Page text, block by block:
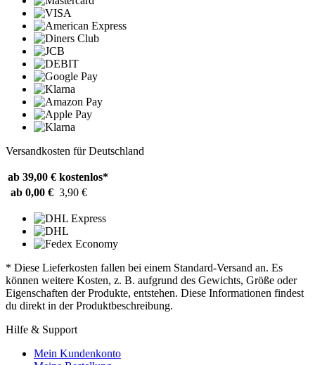
Versandkosten für Deutschland
ab 39,00 € kostenlos*
ab 0,00 € 3,90 €
* Diese Lieferkosten fallen bei einem Standard-Versand an. Es
können weitere Kosten, z. B. aufgrund des Gewichts, Größe oder
Eigenschaften der Produkte, entstehen. Diese Informationen findest
du direkt in der Produktbeschreibung.
Hilfe & Support
Mein Kundenkonto